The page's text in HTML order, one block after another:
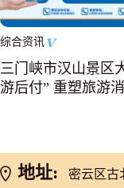
综合资讯
三门峡市汉山景区
游后付” 重塑旅游
地址: 密云区古